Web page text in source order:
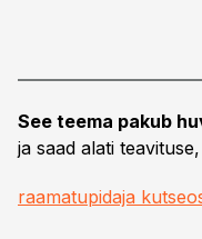
See teema pakub
ja saad alati
raamatupidaja